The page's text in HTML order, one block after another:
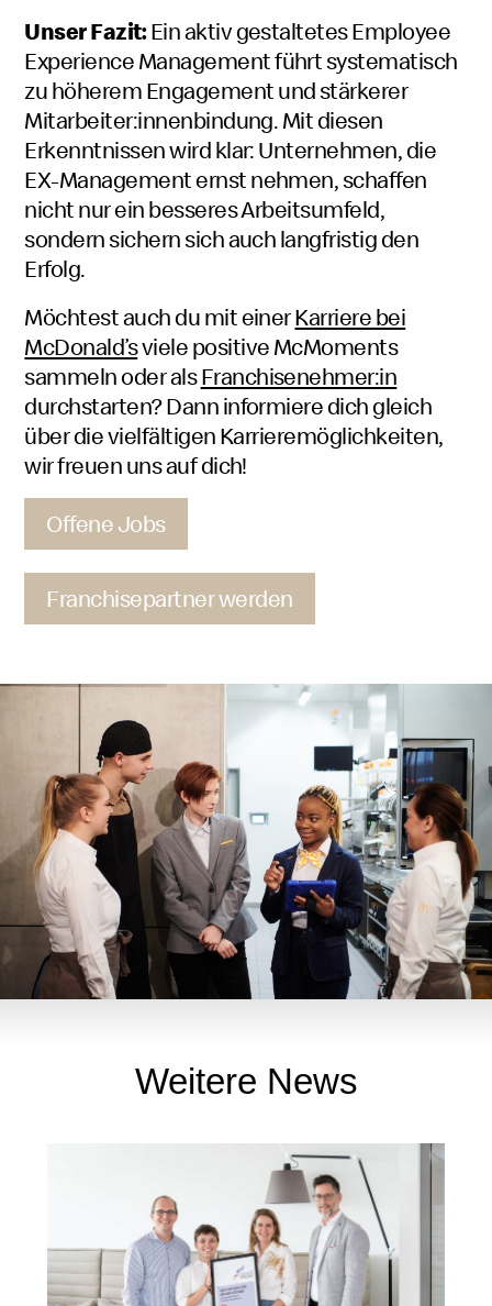
Unser Fazit:Ein aktiv gestaltetesEmployee
ExperienceManagement führt systematisch
zu höheremEngagementund stärkerer
Mitarbeiter:innenbindung. Mit diesen
Erkenntnissen wird klar: Unternehmen, die
EX-Management ernst nehmen, schaffen
nicht nur ein besseres Arbeitsumfeld,
sondern sichern sich auch langfristig den
Erfolg.
Möchtest auch du mit einerKarriere bei
McDonald’sviele positiveMcMomentsMac
sammeln oder alsFranchisenehmer:in
durchstarten? Dann informiere dich gleich
über die vielfältigen Karrieremöglichkeiten,
wir freuen uns auf dich!
Offene Jobs
Franchisepartner werden
Weitere News